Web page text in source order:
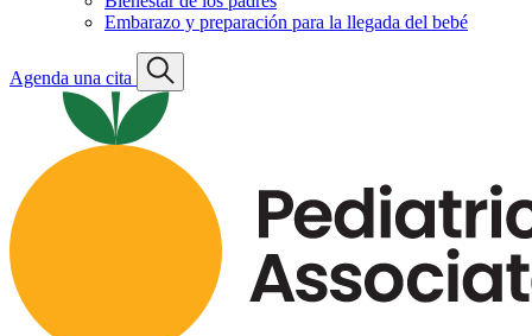
Embarazo y preparación para la llegada del bebé
Agenda una cita